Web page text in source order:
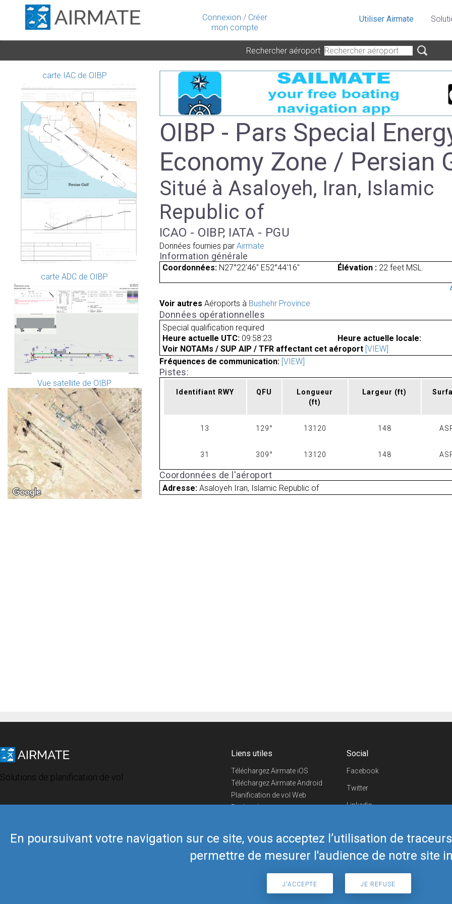
Connexion / Créer
mon compte
En poursuivant votre navigation sur ce site, vous acceptez l’utilisation de
permettre de mesurer l'audience de notre site
J'ACCEPTE JE REFUSE
Utiliser Airmate
Rechercher aéroport
carte IAC de OIBP
carte ADC de OIBP
Vue satellite de OIBP
OIBP - Pars Special
Economy Zone / Persian
Situé à Asaloyeh, Iran, Islamic
Republic of
ICAO - OIBP, IATA - PGU
Données fournies par Airmate
Information générale
Coordonnées: N27°22'46" E52°44'16" Élévation :22 feet MSL.
Voir autres Aéroports à Bushehr Province
Données opérationnelles
Special qualification required
Heure actuelle UTC: 09:58:23
Heure actuelle locale:
Voir NOTAMs / SUP AIP / TFR affectant cet aéroport [VIEW]
Fréquences de communication: [VIEW]
Pistes:
Identifiant RWY QFU
Longueur
(ft)
Largeur (ft)
13 129° 13120 148
31 309° 13120 148
Coordonnées de l'aéroport
Adresse:Asaloyeh Iran, Islamic Republic of
Solutions de planification de vol
Liens utiles
Téléchargez Airmate iOS
Téléchargez Airmate Android
Planification de vol Web
Recherche
Boutique Airmate
Social
Facebook
Twitter
Linkedin
Telegram